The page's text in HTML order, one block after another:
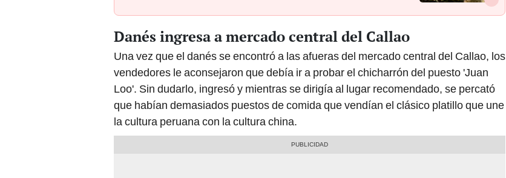
Danés ingresa a mercado central del Callao
Una vez que el danés se encontró a las afueras del mercado central del Callao, los
vendedores le aconsejaron que debía ir a probar el chicharrón del puesto 'Juan
Loo'. Sin dudarlo, ingresó y mientras se dirigía al lugar recomendado, se percató
que habían demasiados puestos de comida que vendían el clásico platillo que une
la cultura peruana con la cultura china.